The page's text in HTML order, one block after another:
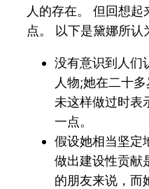
人的存在。 但回想
点。 以下是黛娜所认
没有意识到人们
人物;她在二十
未这样做过时表
一点。
假设她相当坚定
做出建设性贡献
的朋友来说，而